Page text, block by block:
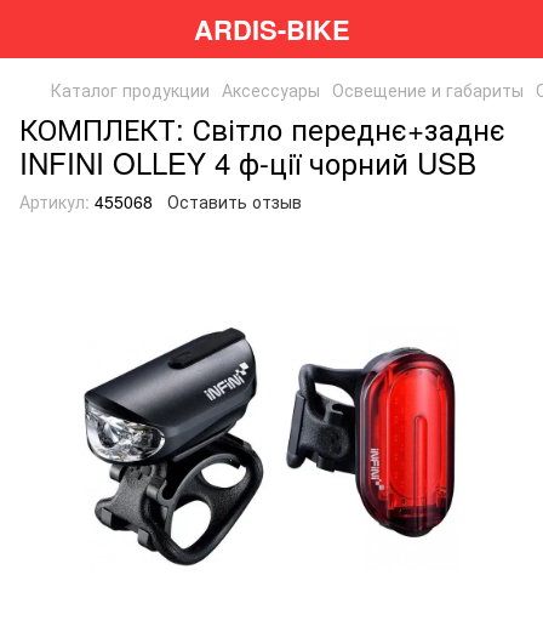
ARDIS-BIKE
Каталог продукции Аксессуары Освещение и габариты
КОМПЛЕКТ: Світло переднє+заднє
INFINI OLLEY 4 ф-ції чорний USB
Артикул: 455068 Оставить отзыв